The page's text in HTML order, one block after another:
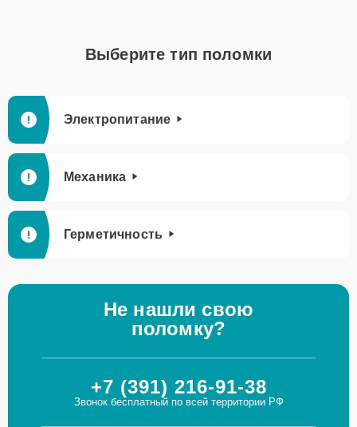
Выберите тип поломки
Электропитание
Механика
Герметичность
Не нашли свою
поломку?
+7 (391) 216-91-38
Звонок бесплатный по всей территории РФ